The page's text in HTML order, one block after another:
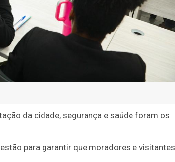
da cidade, segurança e saúde foram os
para garantir que moradores e visitantes